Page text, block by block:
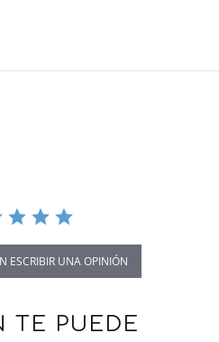
ESCRIBIR UNA OPINIÓN
TE PUEDE